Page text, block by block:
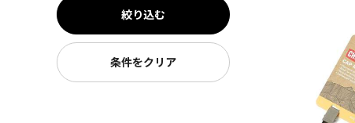
絞り込む
条件をクリア